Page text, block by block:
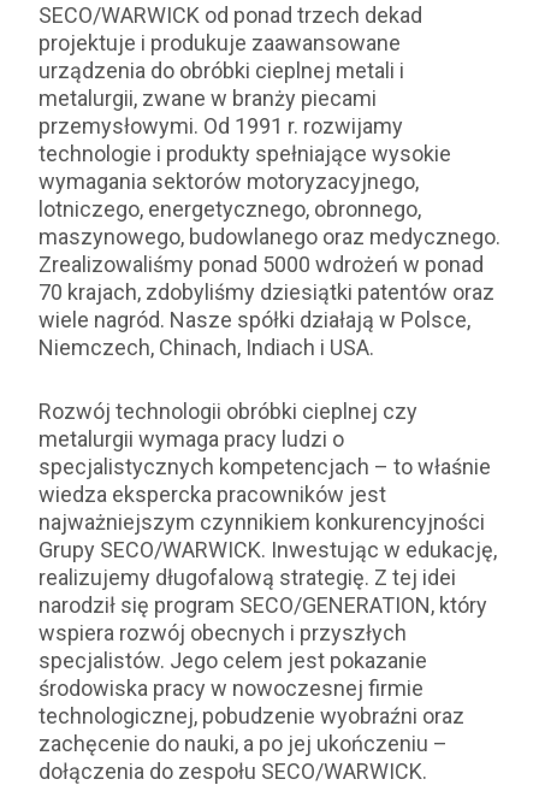
SECO/WARWICK od ponad trzech dekad
projektuje i produkuje zaawansowane
urządzenia do obróbki cieplnej metali i
metalurgii, zwane w branży piecami
przemysłowymi. Od 1991 r. rozwijamy
technologie i produkty spełniające wysokie
wymagania sektorów motoryzacyjnego,
lotniczego, energetycznego, obronnego,
maszynowego, budowlanego oraz medycznego.
Zrealizowaliśmy ponad 5000 wdrożeń w ponad
70 krajach, zdobyliśmy dziesiątki patentów oraz
wiele nagród. Nasze spółki działają w Polsce,
Niemczech, Chinach, Indiach i USA.
Rozwój technologii obróbki cieplnej czy
metalurgii wymaga pracy ludzi o
specjalistycznych kompetencjach – to właśnie
wiedza ekspercka pracowników jest
najważniejszym czynnikiem konkurencyjności
Grupy SECO/WARWICK. Inwestując w edukację,
realizujemy długofalową strategię. Z tej idei
narodził się program SECO/GENERATION, który
wspiera rozwój obecnych i przyszłych
specjalistów. Jego celem jest pokazanie
środowiska pracy w nowoczesnej firmie
technologicznej, pobudzenie wyobraźni oraz
zachęcenie do nauki, a po jej ukończeniu –
dołączenia do zespołu SECO/WARWICK.